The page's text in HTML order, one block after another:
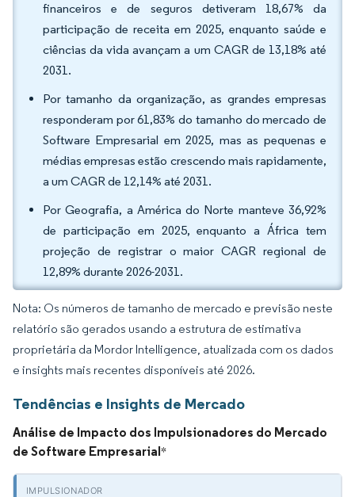
financeiros e de seguros detiveram 18,67% da
participação de receita em 2025, enquanto saúde e
ciências da vida avançam a um CAGR de 13,18% até
2031.
Por tamanho da organização, as grandes empresas
responderam por 61,83% do tamanho do mercado de
Software Empresarial em 2025, mas as pequenas e
médias empresas estão crescendo mais rapidamente,
a um CAGR de 12,14% até 2031.
Por Geografia, a América do Norte manteve 36,92%
de participação em 2025, enquanto a África tem
projeção de registrar o maior CAGR regional de
12,89% durante 2026-2031.
Nota: Os números de tamanho de mercado e previsão neste
relatório são gerados usando a estrutura de estimativa
proprietária da Mordor Intelligence, atualizada com os dados
e insights mais recentes disponíveis até 2026.
Tendências e Insights de Mercado
Análise de Impacto dos Impulsionadores do Mercado
de Software Empresarial*